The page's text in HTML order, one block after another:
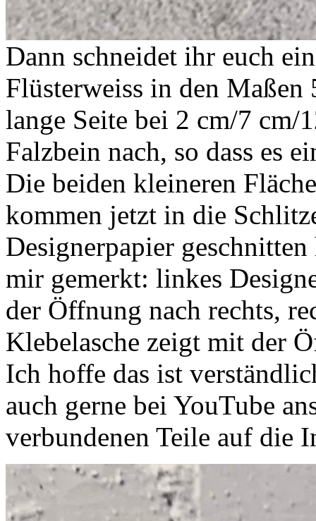
Dann schneidet ihr euch
Flüsterweiss in den
lange Seite bei 2 cm/7 cm/
Falzbein nach, so dass es
Die beiden kleineren
kommen jetzt in die
Designerpapier
mir gemerkt: linkes
der Öffnung nach rechts,
Klebelasche zeigt mit der
Ich hoffe das ist
auch gerne bei YouTube
verbundenen Teile auf die